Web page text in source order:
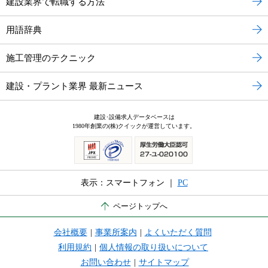
用語辞典
施工管理のテクニック
建設・プラント業界 最新ニュース
建設･設備求人データベースは
1980年創業の(株)クイックが運営しています。
表示：スマートフォン ｜ PC
ページトップへ
会社概要 事業所案内
よくいただく質問
利用規約
個人情報の取り扱いについて
お問い合わせ
サイトマップ